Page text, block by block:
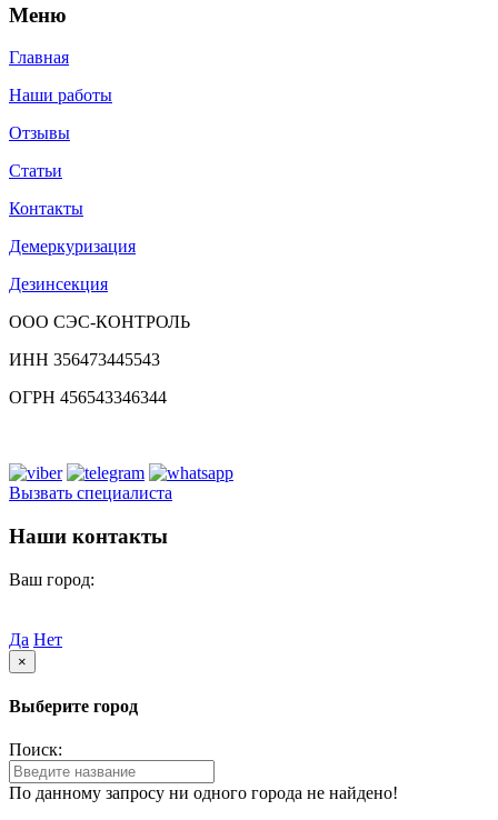
Меню
Главная
Наши работы
Отзывы
Статьи
Контакты
Демеркуризация
Дезинсекция
ООО СЭС-КОНТРОЛЬ
ИНН 356473445543
ОГРН 456543346344
Вызвать специалиста
Наши контакты
Ваш город:
Да Нет
×
Выберите город
Поиск:
По данному запросу ни одного города не найдено!